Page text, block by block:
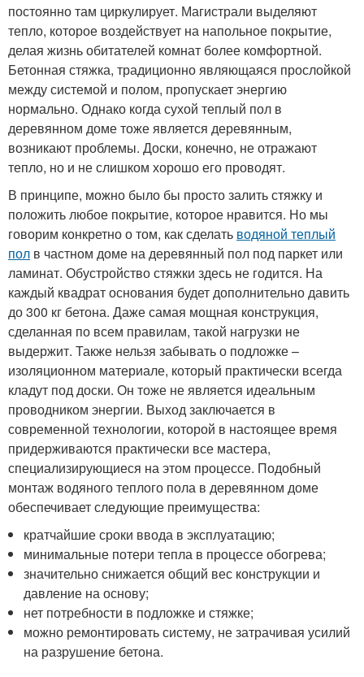
постоянно там циркулирует. Магистрали выделяют
тепло, которое воздействует на напольное покрытие,
делая жизнь обитателей комнат более комфортной.
Бетонная стяжка, традиционно являющаяся прослойкой
между системой и полом, пропускает энергию
нормально. Однако когда сухой теплый пол в
деревянном доме тоже является деревянным,
возникают проблемы. Доски, конечно, не отражают
тепло, но и не слишком хорошо его проводят.
В принципе, можно было бы просто залить стяжку и
положить любое покрытие, которое нравится. Но мы
говорим конкретно о том, как сделать водяной теплый
пол в частном доме на деревянный пол под паркет или
ламинат. Обустройство стяжки здесь не годится. На
каждый квадрат основания будет дополнительно давить
до 300 кг бетона. Даже самая мощная конструкция,
сделанная по всем правилам, такой нагрузки не
выдержит. Также нельзя забывать о подложке –
изоляционном материале, который практически всегда
кладут под доски. Он тоже не является идеальным
проводником энергии. Выход заключается в
современной технологии, которой в настоящее время
придерживаются практически все мастера,
специализирующиеся на этом процессе. Подобный
монтаж водяного теплого пола в деревянном доме
обеспечивает следующие преимущества:
кратчайшие сроки ввода в эксплуатацию;
минимальные потери тепла в процессе обогрева;
значительно снижается общий вес конструкции и
давление на основу;
нет потребности в подложке и стяжке;
можно ремонтировать систему, не затрачивая усилий
на разрушение бетона.